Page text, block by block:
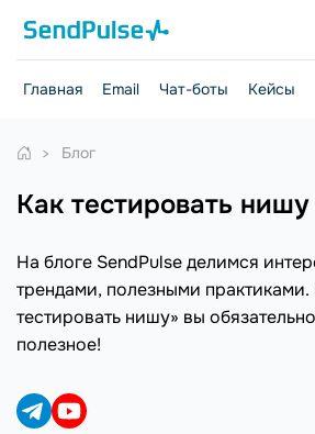
Главная Email Чат-боты Кейсы
Блог
как тестировать нишу
На блоге SendPulse делимся
трендами, полезными практиками.
тестировать нишу» вы
полезное!